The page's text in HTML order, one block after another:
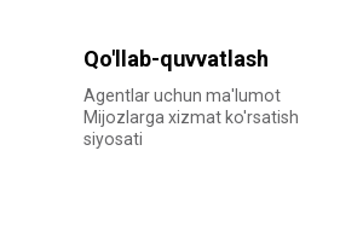
Qo'llab-quvvatlash
Agentlar uchun ma'lumot
Mijozlarga xizmat ko'rsatish
siyosati